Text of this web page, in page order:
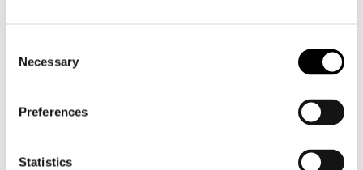
Selection
Necessary
Preferences
Statistics
Motorjas heren